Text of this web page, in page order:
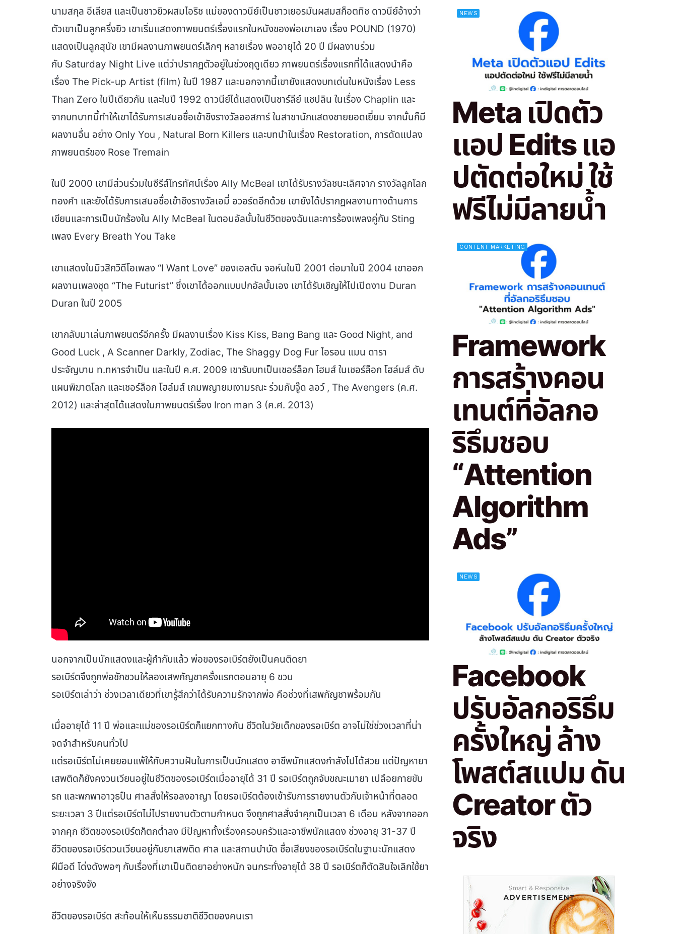
นามสกุล อีเลียส และเป็นชาวยิวผสมไอริช แม่ของดาวนีย์เป็นชาวเยอรมันผสมสก็อตทิช ดาวนีย์อ้างว่า
ตัวเขาเป็นลูกครึ่งยิว เขาเริ่มแสดงภาพยนตร์เรื่องแรกในหนังของพ่อเขาเอง เรื่อง POUND (1970)
แสดงเป็นลูกสุนัข เขามีผลงานภาพยนตร์เล็กๆ หลายเรื่อง พออายุได้ 20 ปี มีผลงานร่วม
กับ Saturday Night Live แต่ว่าปรากฏตัวอยู่ในช่วงฤดูเดียว ภาพยนตร์เรื่องแรกที่ได้แสดงนำคือ
เรื่อง The Pick-up Artist (film) ในปี 1987 และนอกจากนี้เขายังแสดงบทเด่นในหนังเรื่อง Less
Than Zero ในปีเดียวกัน และในปี 1992 ดาวนีย์ได้แสดงเป็นชาร์ลีย์ แชปลิน ในเรื่อง Chaplin และ
จากบทบาทนี้ทำให้เขาได้รับการเสนอชื่อเข้าชิงรางวัลออสการ์ ในสาขานักแสดงชายยอดเยี่ยม จากนั้นก็มี
ผลงานอื่น อย่าง Only You , Natural Born Killers และบทนำในเรื่อง Restoration, การดัดแปลง
ภาพยนตร์ของ Rose Tremain
ในปี 2000 เขามีส่วนร่วมในซีรีส์โทรทัศน์เรื่อง Ally McBeal เขาได้รับรางวัลชนะเลิศจาก รางวัลลูกโลก
ทองคำ และยังได้รับการเสนอชื่อเข้าชิงรางวัลเอมี่ อวอร์ดอีกด้วย เขายังได้ปรากฏผลงานทางด้านการ
เขียนและการเป็นนักร้องใน Ally McBeal ในตอนอัลบั้มในชีวิตของฉันและการร้องเพลงคู่กับ Sting
เพลง Every Breath You Take
เขาแสดงในมิวสิกวิดีโอเพลง “I Want Love” ของเอลตัน จอห์นในปี 2001 ต่อมาในปี 2004 เขาออก
ผลงานเพลงชุด “The Futurist” ซึ่งเขาได้ออกแบบปกอัลบั้มเอง เขาได้รับเชิญให้ไปเปิดงาน Duran
Duran ในปี 2005
เขากลับมาเล่นภาพยนตร์อีกครั้ง มีผลงานเรื่อง Kiss Kiss, Bang Bang และ Good Night, and
Good Luck , A Scanner Darkly, Zodiac, The Shaggy Dog Fur ไอรอน แมน ดารา
ประจัญบาน ท.ทหารจำเป็น และในปี ค.ศ. 2009 เขารับบทเป็นเชอร์ล็อก โฮมส์ ในเชอร์ล็อก โฮล์มส์ ดับ
แผนพิฆาตโลก และเชอร์ล็อก โฮล์มส์ เกมพญายมเงามรณะ ร่วมกับจู๊ด ลอว์ , The Avengers (ค.ศ.
2012) และล่าสุดได้แสดงในภาพยนตร์เรื่อง Iron man 3 (ค.ศ. 2013)
นอกจากเป็นนักแสดงและผู้กำกับแล้ว พ่อของรอเบิร์ตยังเป็นคนติดยา
รอเบิร์ตจึงถูกพ่อชักชวนให้ลองเสพกัญชาครั้งแรกตอนอายุ 6 ขวบ
รอเบิร์ตเล่าว่า ช่วงเวลาเดียวที่เขารู้สึกว่าได้รับความรักจากพ่อ คือช่วงที่เสพกัญชาพร้อมกัน
เมื่ออายุได้ 11 ปี พ่อและแม่ของรอเบิร์ตก็แยกทางกัน ชีวิตในวัยเด็กของรอเบิร์ต อาจไม่ใช่ช่วงเวลาที่น่า
จดจำสำหรับคนทั่วไป
แต่รอเบิร์ตไม่เคยยอมแพ้ให้กับความฝันในการเป็นนักแสดง อาชีพนักแสดงกำลังไปได้สวย แต่ปัญหายา
เสพติดก็ยังคงวนเวียนอยู่ในชีวิตของรอเบิร์ตเมื่ออายุได้ 31 ปี รอเบิร์ตถูกจับขณะเมายา เปลือยกายขับ
รถ และพกพาอาวุธปืน ศาลสั่งให้รอลงอาญา โดยรอเบิร์ตต้องเข้ารับการรายงานตัวกับเจ้าหน้าที่ตลอด
ระยะเวลา 3 ปีแต่รอเบิร์ตไม่ไปรายงานตัวตามกำหนด จึงถูกศาลสั่งจำคุกเป็นเวลา 6 เดือน หลังจากออก
จากคุก ชีวิตของรอเบิร์ตก็ตกต่ำลง มีปัญหาทั้งเรื่องครอบครัวและอาชีพนักแสดง ช่วงอายุ 31-37 ปี
ชีวิตของรอเบิร์ตวนเวียนอยู่กับยาเสพติด ศาล และสถานบำบัด ชื่อเสียงของรอเบิร์ตในฐานะนักแสดง
ฝีมือดี โด่งดังพอๆ กับเรื่องที่เขาเป็นติดยาอย่างหนัก จนกระทั่งอายุได้ 38 ปี รอเบิร์ตก็ตัดสินใจเลิกใช้ยา
อย่างจริงจัง
ชีวิตของรอเบิร์ต สะท้อนให้เห็นธรรมชาติชีวิตของคนเรา
NEWS
Meta เปิดตัว
แอป Edits แอ
ปตัดต่อใหม่ ใช้
ฟรีไม่มีลายน้ำ
CONTENT MARKETING
Framework
การสร้างคอน
เทนต์ที่อัลกอ
ริธึมชอบ
“Attention
Algorithm
Ads”
NEWS
Facebook
ปรับอัลกอริธึม
ครั้งใหญ่ ล้าง
โพสต์สแปม ดัน
Creator ตัว
จริง